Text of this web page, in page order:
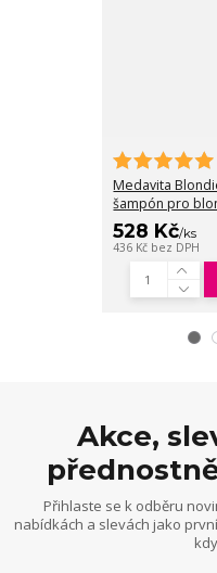
Medavita
šampón pro
528 Kč/ks
436 Kč bez DPH
Akce,
Přihlaste se k odběru
nabídkách a slevách jako